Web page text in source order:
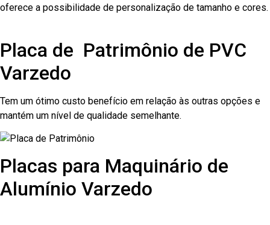
oferece a possibilidade de personalização de tamanho e cores.
Placa de Patrimônio de PVC
Varzedo
Tem um ótimo custo benefício em relação às outras opções e
mantém um nível de qualidade semelhante.
Placas para Maquinário de
Alumínio Varzedo